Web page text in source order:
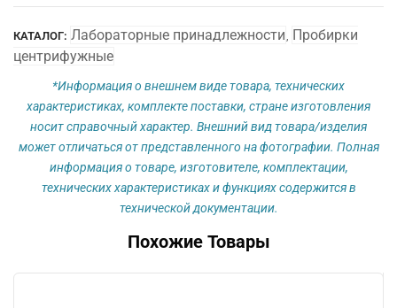
одн
применения
КАТАЛОГ: Лабораторные принадлежности Пробирки
центрифужные
*Информация о внешнем виде товара, технических
характеристиках, комплекте поставки, стране изготовления
носит справочный характер. Внешний вид товара/изделия
может отличаться от представленного на фотографии. Полная
информация о товаре, изготовителе, комплектации,
технических характеристиках и функциях содержится в
технической документации.
Похожие Товары